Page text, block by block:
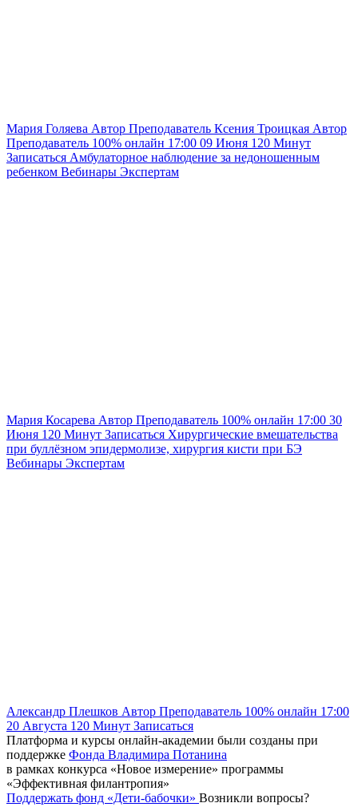
Мария Голяева Автор Преподаватель Ксения Троицкая Автор
Преподаватель 100% онлайн 17:00 09 Июня 120 Минут
Записаться Амбулаторное наблюдение за недоношенным
ребенком Вебинары Экспертам
Мария Косарева Автор Преподаватель 100% онлайн 17:00 30
Июня 120 Минут Записаться Хирургические вмешательства
при буллёзном эпидермолизе, хирургия кисти при БЭ
Вебинары Экспертам
Александр Плешков Автор Преподаватель 100% онлайн 17:00
20 Августа 120 Минут Записаться
Платформа и курсы онлайн-академии были созданы при
поддержке Фонда Владимира Потанина
в рамках конкурса «Новое измерение» программы
«Эффективная филантропия»
Поддержать фонд «Дети-бабочки» Возникли вопросы?